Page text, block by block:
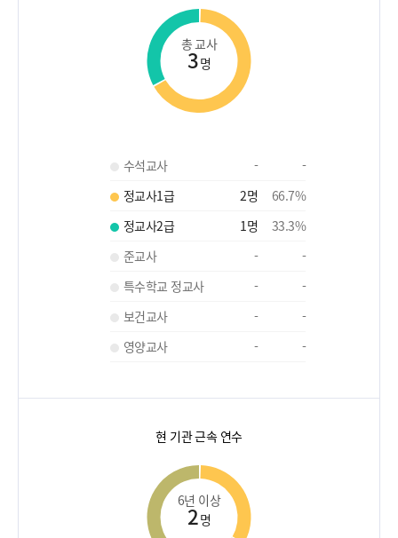
총 교사
3명
수석교사 -
-
정교사1급
2명 66.7%
정교사2급
1명 33.3%
준교사
-
-
특수학교 정교사
-
-
보건교사
-
-
영양교사
- -
현 기관 근속 연수
6년 이상
2명